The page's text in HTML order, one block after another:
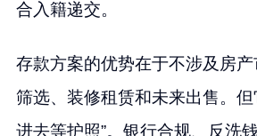
合入籍递交。
存款方案的优势在于不涉及房
筛选、装修租赁和未来出售。但
进去等护照”。银行合规、反洗